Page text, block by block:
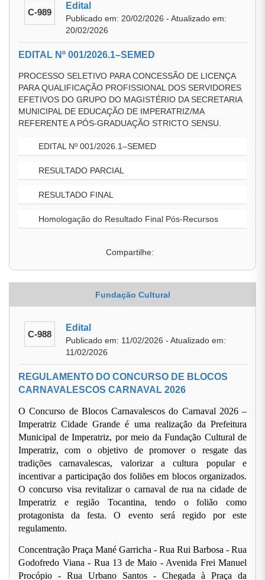
C-989
Edital
Publicado em: 20/02/2026 - Atualizado em:
20/02/2026
EDITAL Nº 001/2026.1–SEMED
PROCESSO SELETIVO PARA CONCESSÃO DE LICENÇA
PARA QUALIFICAÇÃO PROFISSIONAL DOS SERVIDORES
EFETIVOS DO GRUPO DO MAGISTÉRIO DA SECRETARIA
MUNICIPAL DE EDUCAÇÃO DE IMPERATRIZ/MA
REFERENTE A PÓS-GRADUAÇÃO STRICTO SENSU.
EDITAL Nº 001/2026.1–SEMED
RESULTADO PARCIAL
RESULTADO FINAL
Homologação do Resultado Final Pós-Recursos
Compartilhe:
Fundação Cultural
C-988
Edital
Publicado em: 11/02/2026 - Atualizado em:
11/02/2026
REGULAMENTO DO CONCURSO DE BLOCOS
CARNAVALESCOS CARNAVAL 2026
O Concurso de Blocos Carnavalescos do Carnaval 2026 –
Imperatriz Cidade Grande é uma realização da Prefeitura
Municipal de Imperatriz, por meio da Fundação Cultural de
Imperatriz, com o objetivo de promover o resgate das
tradições carnavalescas, valorizar a cultura popular e
incentivar a participação dos foliões em blocos organizados.
O concurso visa revitalizar o carnaval de rua na cidade de
Imperatriz e região Tocantina, tendo o folião como
protagonista da festa. O evento será regido por este
regulamento.
Concentração Praça Mané Garricha - Rua Rui Barbosa - Rua
Godofredo Viana - Rua 13 de Maio - Avenida Frei Manuel
Procópio - Rua Urbano Santos - Chegada à Praça da